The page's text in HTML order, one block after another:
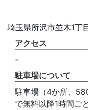
埼玉県所沢市並木1丁
アクセス
-
駐車場について
駐車場（4か所、
で無料以降1時間ご